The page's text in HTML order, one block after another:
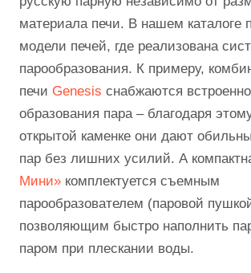
материала печи. В нашем каталоге
модели печей, где реализована
парообразования. К примеру,
печи Genesis снабжаются
образования пара – благодаря
открытой каменке они дают
пар без лишних усилий. А
Мини» комплектуется съемным
парообразователем (паровой
позволяющим быстро наполнить
паром при плескании воды.